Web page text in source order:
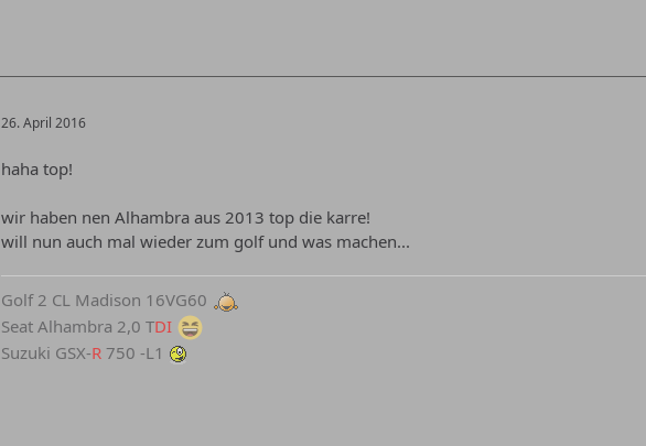
26. April 2016
haha top!
wir haben nen Alhambra aus 2013 top die karre!
will nun auch mal wieder zum golf und was machen...
Golf 2 CL Madison 16VG60
Seat Alhambra 2,0 TDI
Suzuki GSX-R 750 -L1